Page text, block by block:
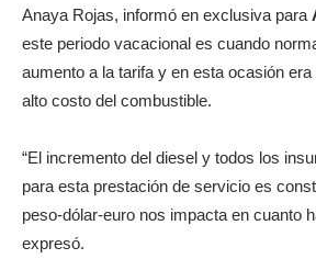
Anaya Rojas, informó en exclusiva para
este periodo vacacional es cuando
aumento a la tarifa y en esta ocasión
alto costo del combustible.
“El incremento del diesel y todos los
para esta prestación de servicio es
peso-dólar-euro nos impacta en cuanto
expresó.